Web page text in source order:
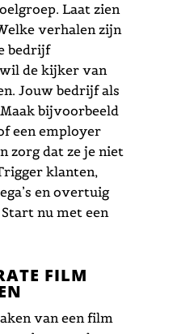
Laat zien
verhalen zijn
bedrijf
de kijker van
Jouw bedrijf als
bijvoorbeeld
een employer
zorg dat ze je niet
klanten,
en overtuig
nu met een
FILM
van een film